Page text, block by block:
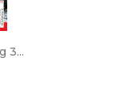
3...